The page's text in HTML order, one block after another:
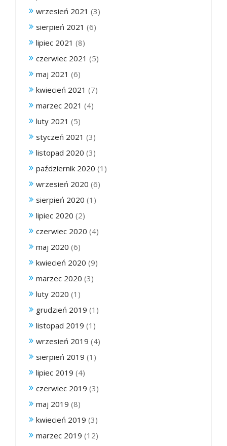
wrzesień 2021 (3)
sierpień 2021 (6)
lipiec 2021 (8)
czerwiec 2021 (5)
maj 2021 (6)
kwiecień 2021 (7)
marzec 2021 (4)
luty 2021 (5)
styczeń 2021 (3)
listopad 2020 (3)
październik 2020 (1)
wrzesień 2020 (6)
sierpień 2020 (1)
lipiec 2020 (2)
czerwiec 2020 (4)
maj 2020 (6)
kwiecień 2020 (9)
marzec 2020 (3)
luty 2020 (1)
grudzień 2019 (1)
listopad 2019 (1)
wrzesień 2019 (4)
sierpień 2019 (1)
lipiec 2019 (4)
czerwiec 2019 (3)
maj 2019 (8)
kwiecień 2019 (3)
marzec 2019 (12)